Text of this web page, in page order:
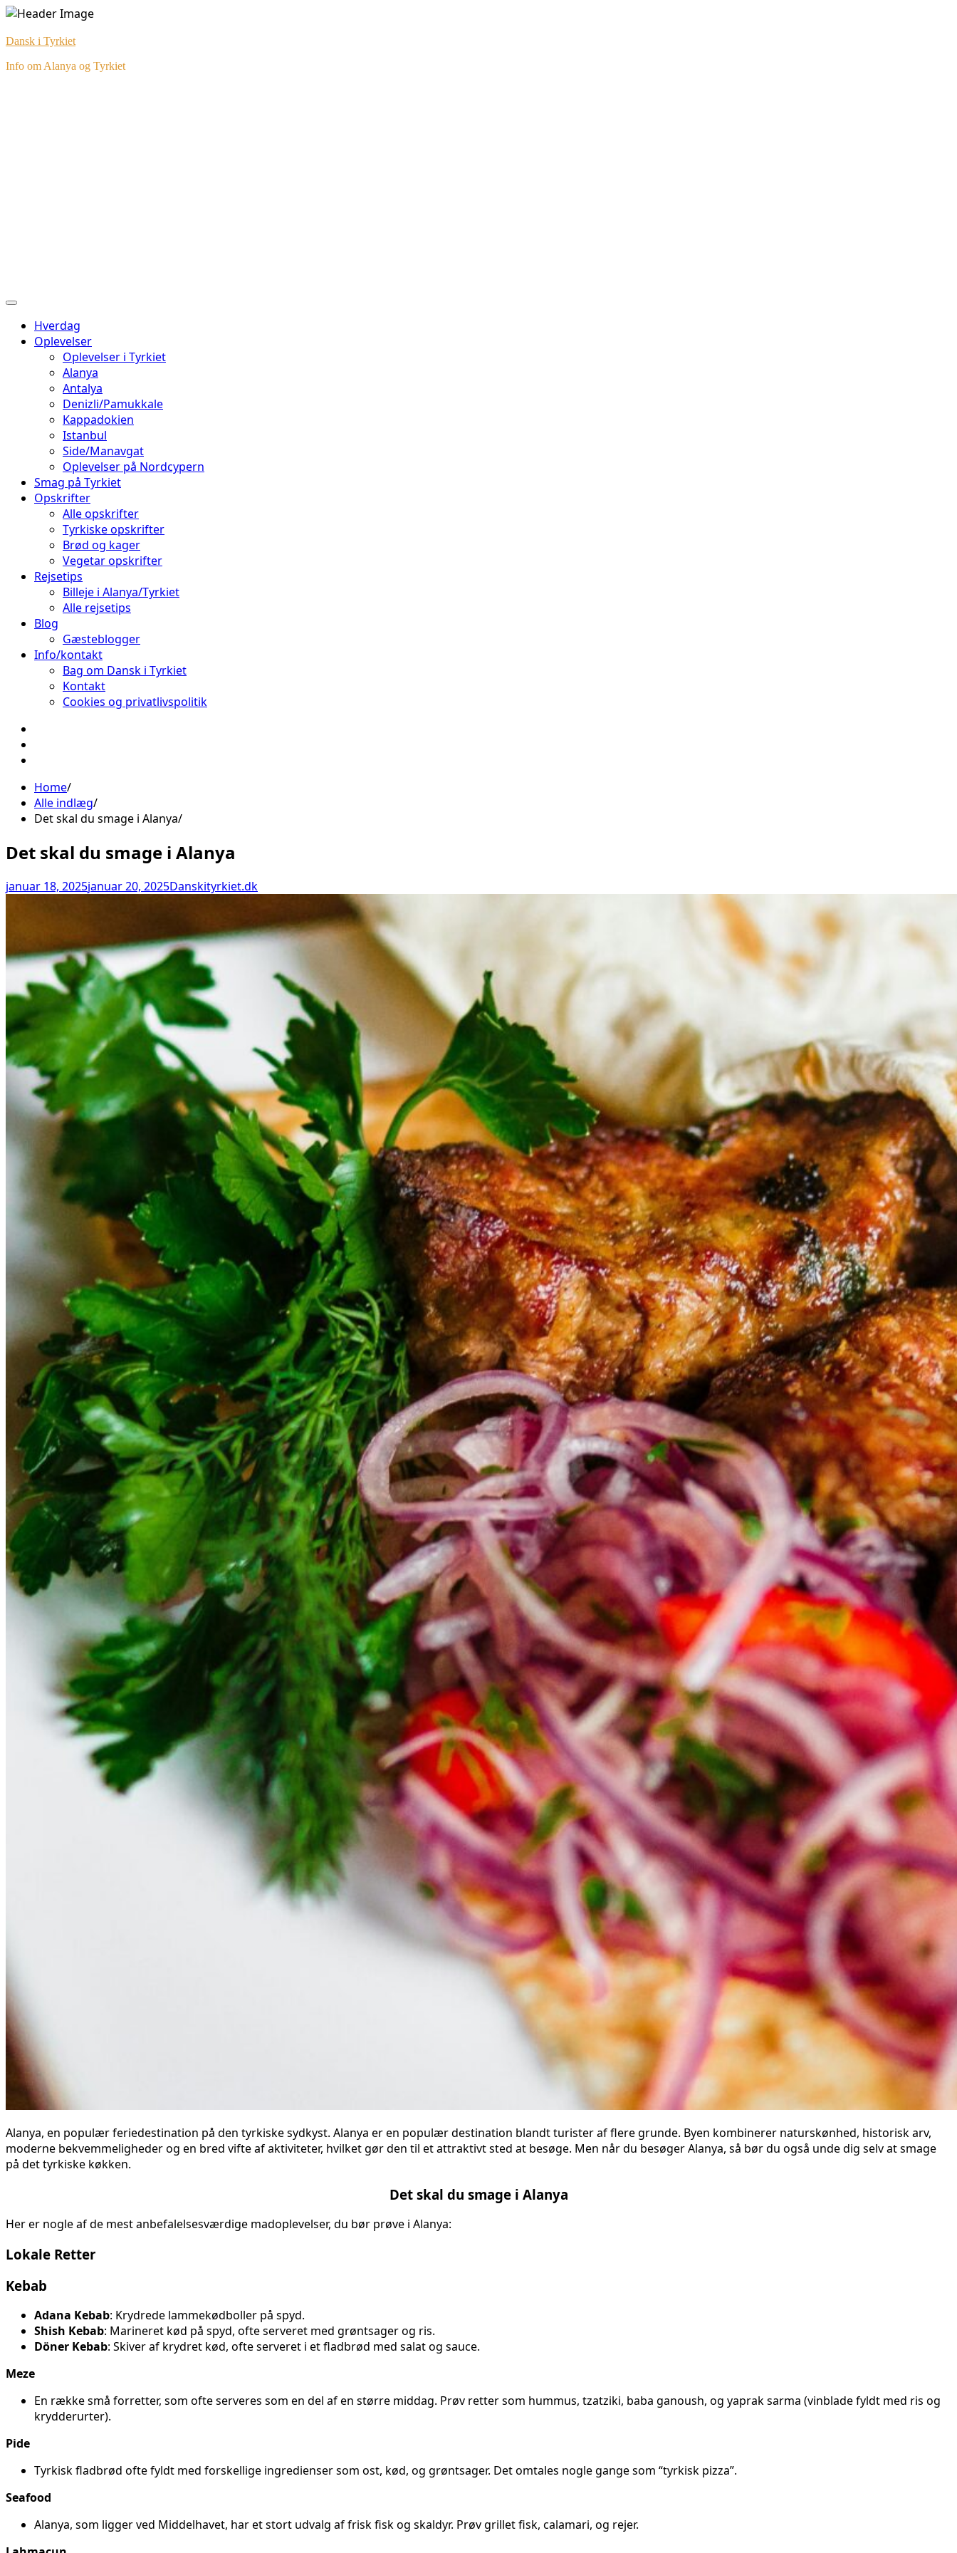
Skip
content
Dansk i Tyrkiet
Info om Alanya og Tyrkiet
Hverdag
Oplevelser
Oplevelser i Tyrkiet
Alanya
Antalya
Denizli/Pamukkale
Kappadokien
Istanbul
Side/Manavgat
Oplevelser på Nordcypern
Smag på Tyrkiet
Opskrifter
Alle opskrifter
Tyrkiske opskrifter
Brød og kager
Vegetar opskrifter
Rejsetips
Billeje i Alanya/Tyrkiet
Alle rejsetips
Blog
Gæsteblogger
Info/kontakt
Bag om Dansk i Tyrkiet
Kontakt
Cookies og privatlivspolitik
Home
Alle indlæg
Det skal du smage i Alanya
Det skal du smage i Alanya
januar 18, 2025januar 20, 2025Danskityrkiet.dk
Alanya, en populær feriedestination på den tyrkiske sydkyst. Alanya er en populær destination blandt turister af flere grunde. Byen kombinerer naturskønhed, historisk arv,
moderne bekvemmeligheder og en bred vifte af aktiviteter, hvilket gør den til et attraktivt sted at besøge. Men når du besøger Alanya, så bør du også unde dig selv at smage
på det tyrkiske køkken.
Det skal du smage i Alanya
Her er nogle af de mest anbefalelsesværdige madoplevelser, du bør prøve i Alanya:
Lokale Retter
Kebab
Adana Kebab: Krydrede lammekødboller på spyd.
Shish Kebab: Marineret kød på spyd, ofte serveret med grøntsager og ris.
Döner Kebab: Skiver af krydret kød, ofte serveret i et fladbrød med salat og sauce.
Meze
En række små forretter, som ofte serveres som en del af en større middag. Prøv retter som hummus, tzatziki, baba ganoush, og yaprak sarma (vinblade fyldt med ris og
krydderurter).
Pide
Tyrkisk fladbrød ofte fyldt med forskellige ingredienser som ost, kød, og grøntsager. Det omtales nogle gange som “tyrkisk pizza”.
Seafood
Alanya, som ligger ved Middelhavet, har et stort udvalg af frisk fisk og skaldyr. Prøv grillet fisk, calamari, og rejer.